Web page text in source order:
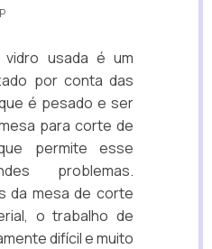
usada é um
por conta das
é pesado e ser
para corte de
permite esse
problemas.
da mesa de corte
o trabalho de
difícil e muito